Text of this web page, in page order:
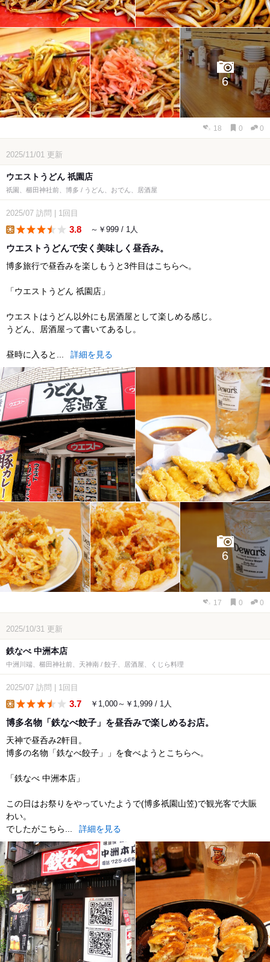
6
18 0 0
2025/11/01 更新
ウエストうどん 祇園店
祇園、櫛田神社前、博多 / うどん、おでん、居酒屋
2025/07 訪問 1回目
3.8 ～￥999 / 1人
ウエストうどんで安く美味しく昼呑み。
博多旅行で昼呑みを楽しもうと3件目はこちらへ。
「ウエストうどん 祇園店」
ウエストはうどん以外にも居酒屋として楽しめる感じ。
うどん、居酒屋って書いてあるし。
昼時に入ると... 詳細を見る
6
17 0 0
2025/10/31 更新
鉄なべ 中洲本店
中洲川端、櫛田神社前、天神南 / 餃子、居酒屋、くじら料理
2025/07 訪問 1回目
3.7 ￥1,000～￥1,999 / 1人
博多名物「鉄なべ餃子」を昼呑みで楽しめるお店。
天神で昼呑み2軒目。
博多の名物「鉄なべ餃子」」を食べようとこちらへ。
「鉄なべ 中洲本店」
この日はお祭りをやっていたようで(博多祇園山笠)で観光客で大賑
わい。
でしたがこちら...
詳細を見る